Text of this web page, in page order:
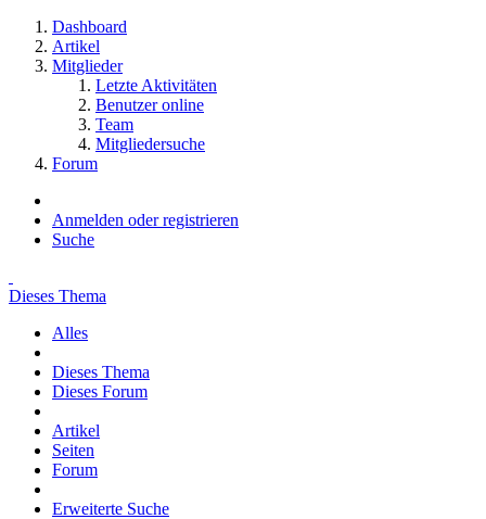
Dashboard
Artikel
Mitglieder
Letzte Aktivitäten
Benutzer online
Team
Mitgliedersuche
Forum
Anmelden oder registrieren
Suche
Dieses Thema
Alles
Dieses Thema
Dieses Forum
Artikel
Seiten
Forum
Erweiterte Suche